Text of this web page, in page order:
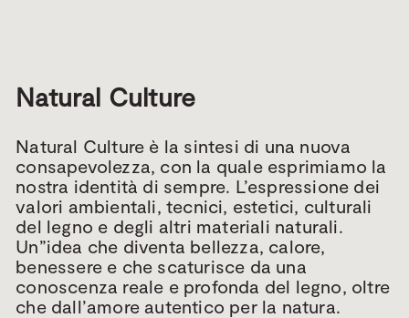
Natural Culture
Natural Culture è la sintesi di una nuova
consapevolezza, con la quale esprimiamo la
nostra identità di sempre. L’espressione dei
valori ambientali, tecnici, estetici, culturali
del legno e degli altri materiali naturali.
Un”idea che diventa bellezza, calore,
benessere e che scaturisce da una
conoscenza reale e profonda del legno, oltre
che dall’amore autentico per la natura.